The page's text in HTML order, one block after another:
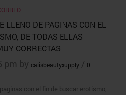
LLENO DE PAGINAS CON EL
DE TODAS ELLAS
CORRECTAS
pm by calisbeautysupply / 0
con el fin de buscar erotismo,